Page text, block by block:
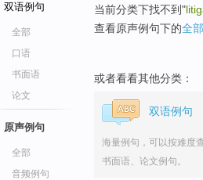
双语例句
全部
口语
书面语
论文
原声例句
全部
音频例句
当前分类下找不到"
查看原声例句下的全
或者看看其他分类：
双语例句
海量例句，可以按难度
书面语、论文例句。